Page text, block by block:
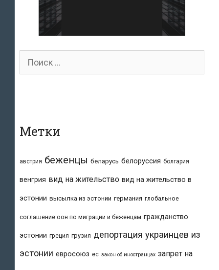
Поиск
для:
Метки
австрия беженцы беларусь белоруссия болгария
венгрия вид на жительство вид на жительство в
эстонии высылка из эстонии германия глобальное
соглашение оон по миграции и беженцам гражданство
эстонии греция грузия депортация украинцев из
эстонии евросоюз ес закон об иностранцах запрет на